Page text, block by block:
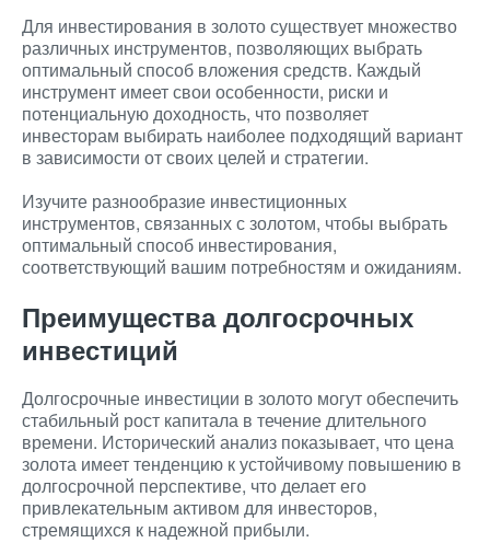
Для инвестирования в золото существует множество
различных инструментов, позволяющих выбрать
оптимальный способ вложения средств. Каждый
инструмент имеет свои особенности, риски и
потенциальную доходность, что позволяет
инвесторам выбирать наиболее подходящий вариант
в зависимости от своих целей и стратегии.
Изучите разнообразие инвестиционных
инструментов, связанных с золотом, чтобы выбрать
оптимальный способ инвестирования,
соответствующий вашим потребностям и ожиданиям.
Преимущества долгосрочных
инвестиций
Долгосрочные инвестиции в золото могут обеспечить
стабильный рост капитала в течение длительного
времени. Исторический анализ показывает, что цена
золота имеет тенденцию к устойчивому повышению в
долгосрочной перспективе, что делает его
привлекательным активом для инвесторов,
стремящихся к надежной прибыли.